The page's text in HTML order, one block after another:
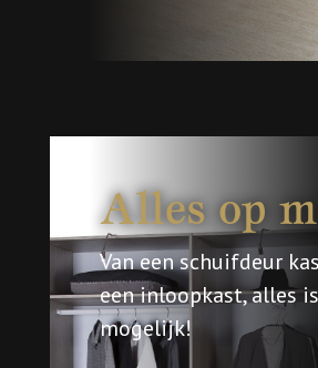
Alles op
Van een schuifdeur
een inloopkast, alles is
mogelijk!